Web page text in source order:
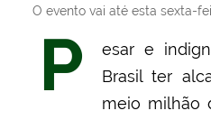
O evento vai até esta sexta-
P
esar e
Brasil ter
meio milhão